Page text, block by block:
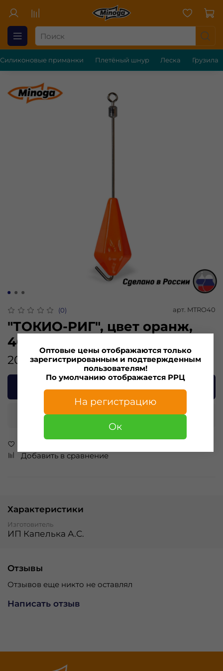
Силиконовые приманки Плетёный шнур Леска Грузила
(0) арт. MTRO40
"ТОКИО-РИГ", цвет оранж,
40гр.(2шт)
206.00 ₽
В корзину
Купить в 1 клик
Добавить в сравнение
Характеристики
Изготовитель
ИП Капелька А.С.
Отзывы
Отзывов еще никто не оставлял
Написать отзыв
Оптовые цены отображаются только
зарегистрированным и подтвержденным
пользователям!
По умолчанию отображается РРЦ
На регистрацию
Ок